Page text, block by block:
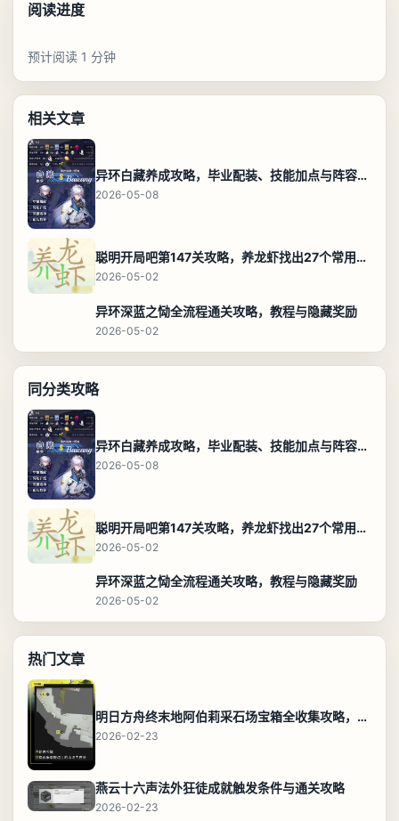
阅读进度
预计阅读 1 分钟
相关文章
异环白藏养成攻略，毕业配装、技能加点与阵容搭配保姆级解析
2026-05-08
聪明开局吧第147关攻略，养龙虾找出27个常用字通关答案
2026-05-02
异环深蓝之恸全流程通关攻略，教程与隐藏奖励
2026-05-02
同分类攻略
异环白藏养成攻略，毕业配装、技能加点与阵容搭配保姆级解析
2026-05-08
聪明开局吧第147关攻略，养龙虾找出27个常用字通关答案
2026-05-02
异环深蓝之恸全流程通关攻略，教程与隐藏奖励
2026-05-02
热门文章
明日方舟终末地阿伯莉采石场宝箱全收集攻略，全点位分布图与路线
2026-02-23
燕云十六声法外狂徒成就触发条件与通关攻略
2026-02-23